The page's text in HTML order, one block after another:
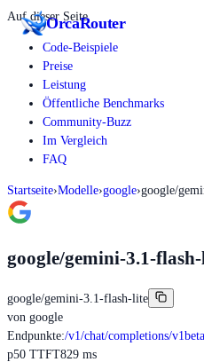
OrcaRouter
Auf dieser Seite
Code-Beispiele
Preise
Leistung
Öffentliche Benchmarks
Community-Buzz
Im Vergleich
FAQ
Startseite›Modelle›google›google/
google/gemini-3.1-
google/gemini-3.1-flash-lite
von google
Endpunkte:/v1/chat/completions/
p50 TTFT829 ms